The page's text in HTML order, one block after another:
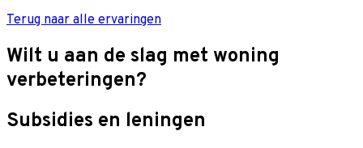
Terug naar alle ervaringen
Wilt u aan de slag met woning
verbeteringen?
Subsidies en leningen